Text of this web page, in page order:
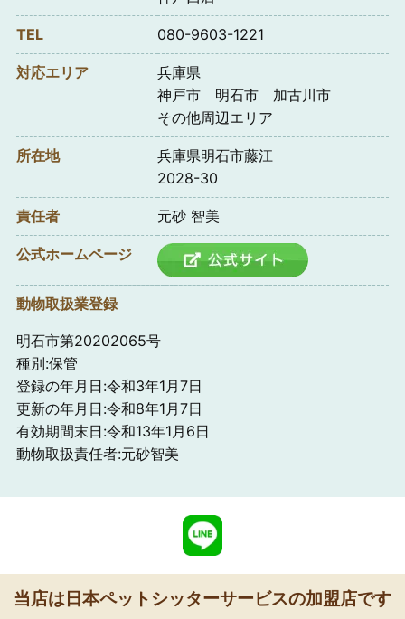
TEL 080-9603-1221
対応エリア
兵庫県
神戸市 明石市 加古川市
その他周辺エリア
所在地
兵庫県明石市藤江
2028-30
責任者 元砂 智美
公式ホームページ
動物取扱業登録
明石市第20202065号
種別:保管
登録の年月日:令和3年1月7日
更新の年月日:令和8年1月7日
有効期間末日:令和13年1月6日
動物取扱責任者:元砂智美
当店は日本ペットシッターサービスの加盟店です